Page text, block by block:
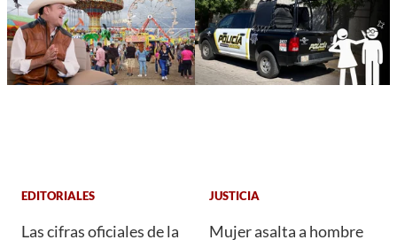
EDITORIALES
Las cifras oficiales de la
JUSTICIA
Mujer asalta a hombre